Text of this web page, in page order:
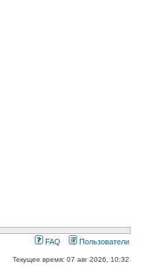
FAQ Пользователи
Текущее время: 07 авг 2026, 10:32